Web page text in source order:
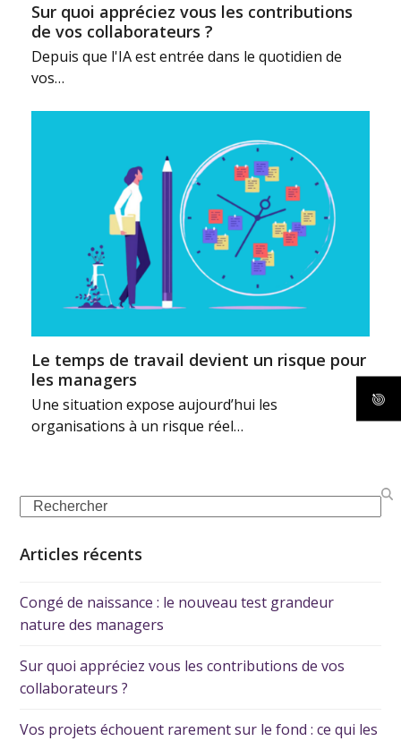
Sur quoi appréciez vous les contributions
de vos collaborateurs ?
Depuis que l'IA est entrée dans le quotidien de
vos…
Le temps de travail devient un risque pour
les managers
Une situation expose aujourd’hui les
organisations à un risque réel…
Articles récents
Congé de naissance : le nouveau test grandeur
nature des managers
Sur quoi appréciez vous les contributions de vos
collaborateurs ?
Vos projets échouent rarement sur le fond : ce qui les